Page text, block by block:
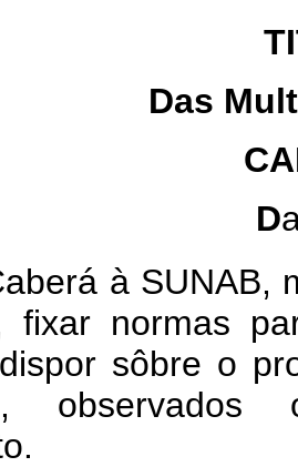
Das
D
à SUNAB,
fixar normas
sôbre o